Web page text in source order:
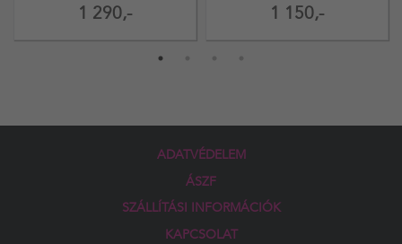
1 290,- 1 150,-
ADATVÉDELEM
ÁSZF
SZÁLLÍTÁSI INFORMÁCIÓK
KAPCSOLAT